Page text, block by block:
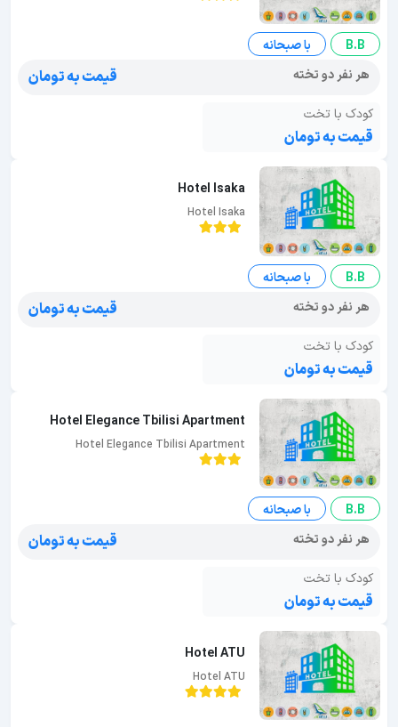
B.B
با صبحانه
هر نفر دو تخته
قیمت به تومان
کودک با تخت
قیمت به تومان
Hotel Isaka
Hotel Isaka
B.B
با صبحانه
هر نفر دو تخته
قیمت به تومان
کودک با تخت
قیمت به تومان
Hotel Elegance Tbilisi Apartment
Hotel Elegance Tbilisi Apartment
B.B
با صبحانه
هر نفر دو تخته
قیمت به تومان
کودک با تخت
قیمت به تومان
Hotel ATU
Hotel ATU